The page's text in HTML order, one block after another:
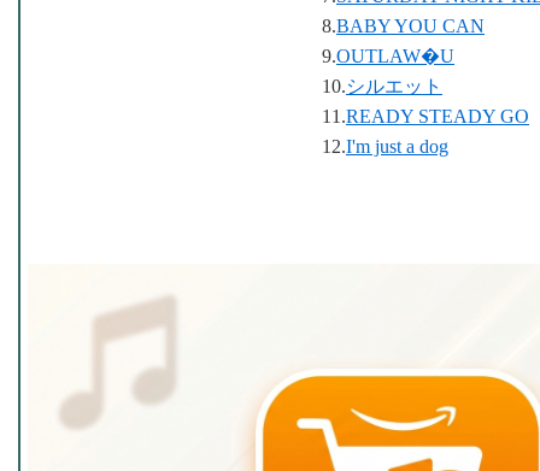
8.BABY YOU CAN
9.OUTLAW�U
10.シルエット
11.READY STEADY GO
12.I'm just a dog